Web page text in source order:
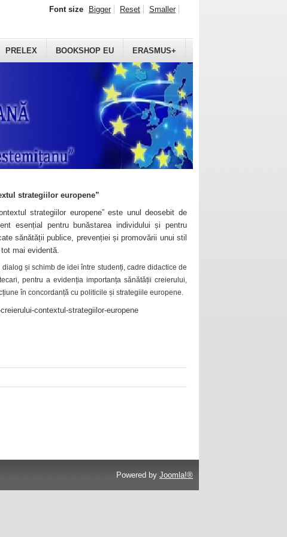
PRELEX BOOKSHOP EU ERASMUS+
Font size Bigger Reset Smaller
strategiilor europene”
strategiilor europene” este unul deosebit de
esențial pentru bunăstarea individului și pentru
sănătății publice, prevenției și promovării unui stil
mai evidentă.
și schimb de idei între studenți, cadre didactice de
pentru a evidenția importanța sănătății creierului,
în concordanță cu politicile și strategiile europene.
contextul-strategiilor-europene
Powered by Joomla!®